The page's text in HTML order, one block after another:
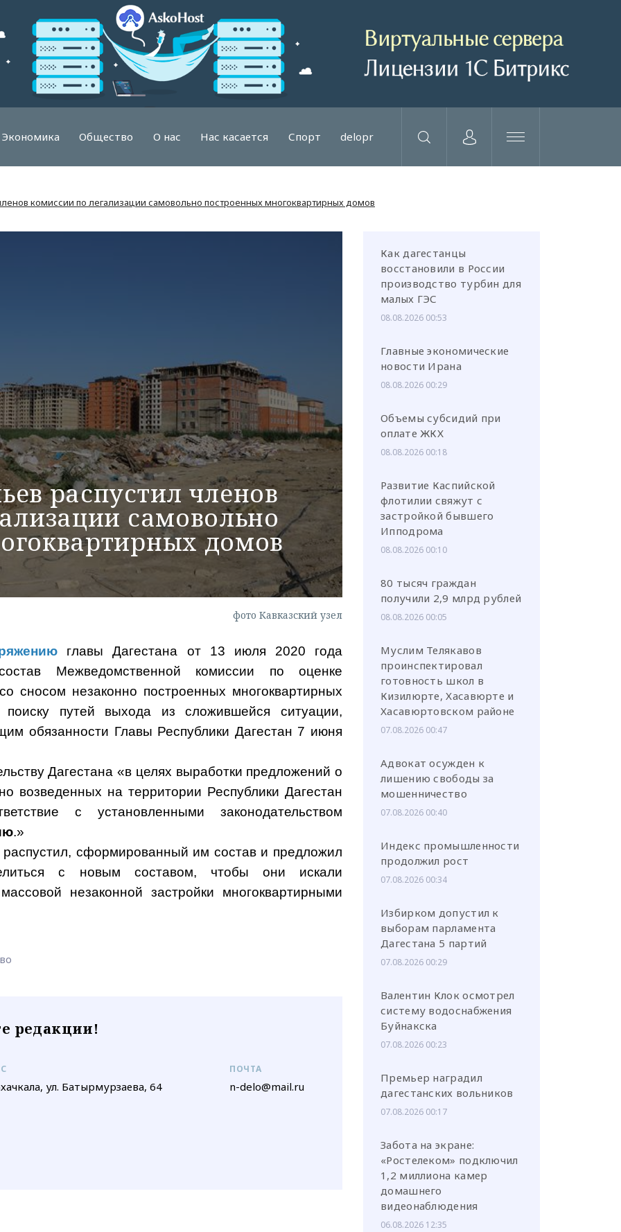
Экономика Общество О нас Нас касается Спорт delopr
или через соц. сети
комиссии по легализации самовольно построенных многоквартирных домов
распустил членов
самовольно
домов
фото Кавказский узел
главы Дагестана от 13 июля 2020 года
Межведомственной комиссии по оценке
сносом незаконно построенных многоквартирных
путей выхода из сложившейся ситуации,
обязанности Главы Республики Дагестан 7 июня
Дагестана «в целях выработки предложений о
возведенных на территории Республики Дагестан
с установленными законодательством
.»
сформированный им состав и предложил
с новым составом, чтобы они искали
незаконной застройки многоквартирными
редакции!
ул. Батырмурзаева, 64
ПОЧТА
n-delo@mail.ru
Как дагестанцы
восстановили в России
производство турбин для
малых ГЭС
08.08.2026 00:53
Главные экономические
новости Ирана
08.08.2026 00:29
Объемы субсидий при
оплате ЖКХ
08.08.2026 00:18
Развитие Каспийской
флотилии свяжут с
застройкой бывшего
Ипподрома
08.08.2026 00:10
80 тысяч граждан
получили 2,9 млрд рублей
08.08.2026 00:05
Муслим Телякавов
проинспектировал
готовность школ в
Кизилюрте, Хасавюрте и
Хасавюртовском районе
07.08.2026 00:47
Адвокат осужден к
лишению свободы за
мошенничество
07.08.2026 00:40
Индекс промышленности
продолжил рост
07.08.2026 00:34
Избирком допустил к
выборам парламента
Дагестана 5 партий
07.08.2026 00:29
Валентин Клок осмотрел
систему водоснабжения
Буйнакска
07.08.2026 00:23
Премьер наградил
дагестанских вольников
07.08.2026 00:17
Забота на экране:
«Ростелеком» подключил
1,2 миллиона камер
домашнего
видеонаблюдения
06.08.2026 12:35